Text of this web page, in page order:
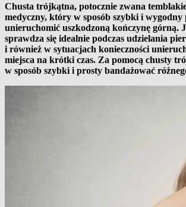
Chusta trójkątna, potocznie zwana
medyczny, który w sposób szybki i wygodny
unieruchomić uszkodzoną kończynę górną.
sprawdza się idealnie podczas udzielania
i również w sytuacjach konieczności
miejsca na krótki czas. Za pomocą chusty
w sposób szybki i prosty bandażować